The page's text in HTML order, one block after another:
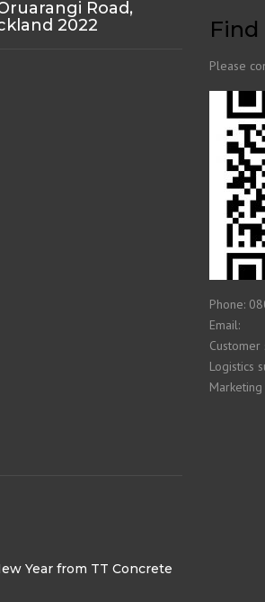
Road,
2022
Year from TT Concrete
Find
Please
Phone:
Email:
Logistics